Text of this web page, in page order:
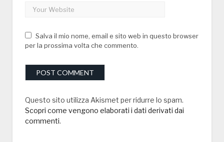
Salva il mio nome, email e sito web in questo browser
per la prossima volta che commento.
Questo sito utilizza Akismet per ridurre lo spam.
Scopri come vengono elaborati i dati derivati dai
commenti.